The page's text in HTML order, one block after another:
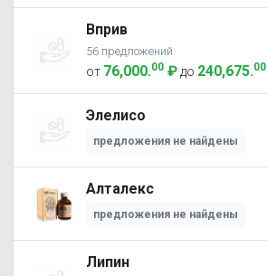
Вприв
56 предложений
от 76,000.00 ₽ до 240,675.00
Элелисо
предложения не найдены
Алталекс
предложения не найдены
Липин